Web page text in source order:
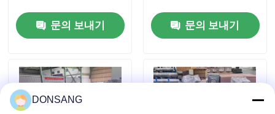
우리에 대하여
공장 여행
품질 관리
문의 보내기 문의 보내기
DONSANG